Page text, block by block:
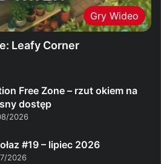
Gry Wideo
Leafy Corner
Free Zone – rzut okiem na
dostęp
2026
#19 – lipiec 2026
2026